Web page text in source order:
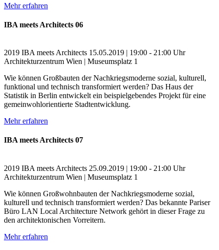
Mehr erfahren
IBA meets Architects 06
2019 IBA meets Architects 15.05.2019 | 19:00 - 21:00 Uhr
Architekturzentrum Wien | Museumsplatz 1
Wie können Großbauten der Nachkriegsmoderne sozial, kulturell,
funktional und technisch transformiert werden? Das Haus der
Statistik in Berlin entwickelt ein beispielgebendes Projekt für eine
gemeinwohlorientierte Stadtentwicklung.
Mehr erfahren
IBA meets Architects 07
2019 IBA meets Architects 25.09.2019 | 19:00 - 21:00 Uhr
Architekturzentrum Wien | Museumsplatz 1
Wie können Großwohnbauten der Nachkriegsmoderne sozial,
kulturell und technisch transformiert werden? Das bekannte Pariser
Büro LAN Local Architecture Network gehört in dieser Frage zu
den architektonischen Vorreitern.
Mehr erfahren